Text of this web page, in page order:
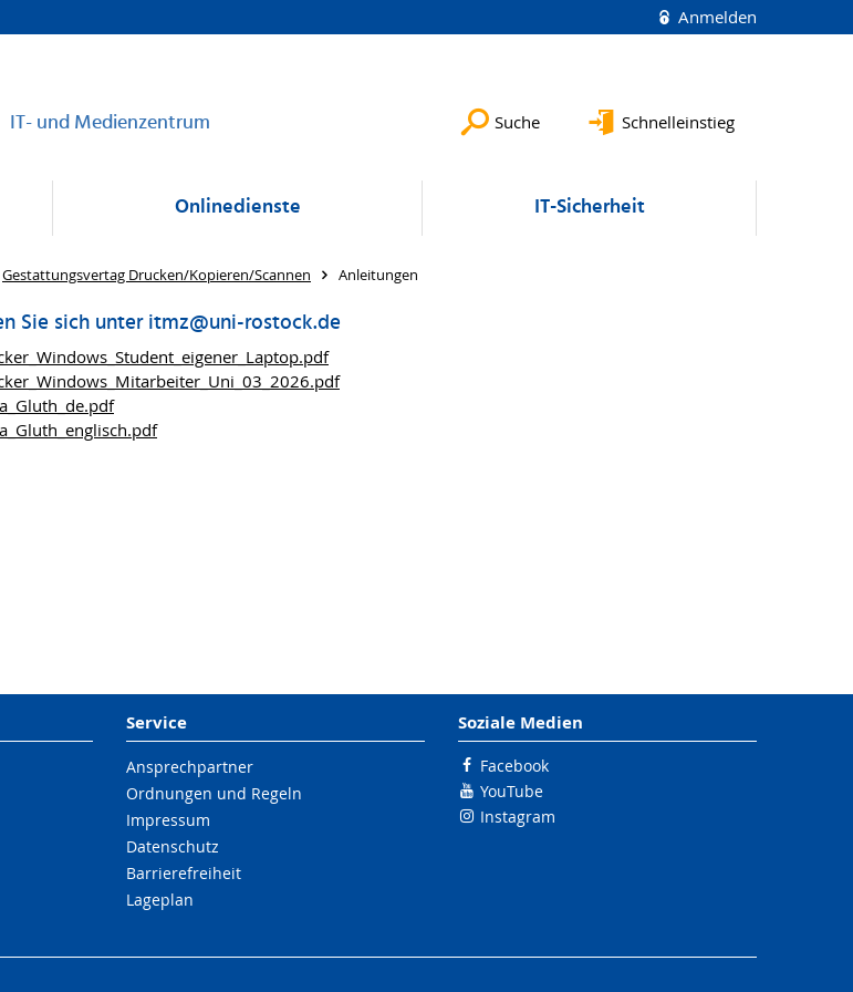
Anmelden
IT- und Medienzentrum Suche Schnelleinstieg
Onlinedienste IT-Sicherheit
Gestattungsvertag Drucken/Kopieren/Scannen Anleitungen
Sie sich unter itmz@uni-rostock.de
Service
Ansprechpartner
Ordnungen und Regeln
Impressum
Datenschutz
Barrierefreiheit
Lageplan
Soziale Medien
Facebook
YouTube
Instagram